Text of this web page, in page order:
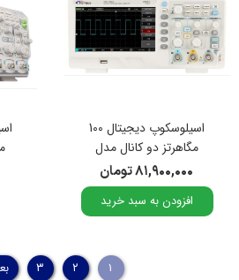
اسیلوسکوپ دیجیتال 100
مگاهرتز دو کانال مدل
TSO-1102C
۸۱,۹۰۰,۰۰۰ تومان
افزودن به سبد خرید
۱ ۲ ۳